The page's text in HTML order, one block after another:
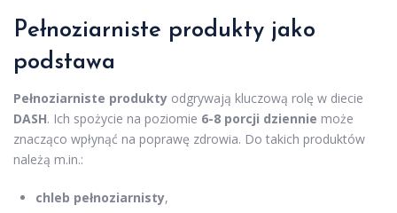
Pełnoziarniste produkty jako
podstawa
Pełnoziarniste produkty odgrywają kluczową rolę w diecie
DASH. Ich spożycie na poziomie 6-8 porcji dziennie może
znacząco wpłynąć na poprawę zdrowia. Do takich produktów
należą m.in.:
chleb pełnoziarnisty,